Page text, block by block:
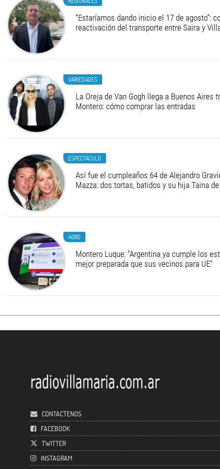
“Estaríamos dando inicio el 17 de agosto”:
reactivación del transporte entre Saira y
VARIEDADES
La Oreja de Van Gogh llega a Buenos Aires
Montero: cómo comprar las entradas
ESPECTÁCULO
Así fue el cumpleaños 64 de Alejandro
Mazza: dos tortas, batidos y su hija Taina
AGRO
Montero Luque: "Argentina ya cumple los
mejor preparada que sus vecinos para UE"
CONTACTENOS
FACEBOOK
TWITTER
INSTAGRAM